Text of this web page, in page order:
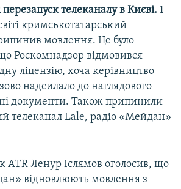
телеканалу в Києві. 1
кримськотатарський
мовлення. Це було
Роскомнадзор відмовився
ліцензію, хоча керівництво
надсилало до наглядового
документи. Також припинили
телеканал Lale, радіо «Мейдан»
ATR Ленур Іслямов оголосив, що
відновлюють мовлення з